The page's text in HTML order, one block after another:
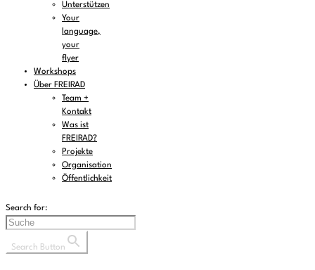
Unterstützen
Your
language,
your
flyer
Workshops
Über FREIRAD
Team +
Kontakt
Was ist
FREIRAD?
Projekte
Organisation
Öffentlichkeit
Search for:
Search Button